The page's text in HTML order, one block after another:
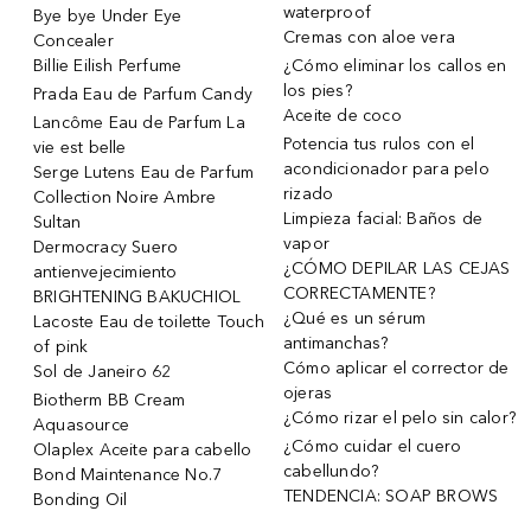
Bye bye Under Eye
Concealer
Billie Eilish Perfume
Prada Eau de Parfum Candy
Lancôme Eau de Parfum La
vie est belle
Serge Lutens Eau de Parfum
Collection Noire Ambre
Sultan
Dermocracy Suero
antienvejecimiento
BRIGHTENING BAKUCHIOL
Lacoste Eau de toilette Touch
of pink
Sol de Janeiro 62
Biotherm BB Cream
Aquasource
Olaplex Aceite para cabello
Bond Maintenance No.7
Bonding Oil
waterproof
Cremas con aloe vera
¿Cómo eliminar los callos en
los pies?
Aceite de coco
Potencia tus rulos con el
acondicionador para pelo
rizado
Limpieza facial: Baños de
vapor
¿CÓMO DEPILAR LAS CEJAS
CORRECTAMENTE?
¿Qué es un sérum
antimanchas?
Cómo aplicar el corrector de
ojeras
¿Cómo rizar el pelo sin calor?
¿Cómo cuidar el cuero
cabellundo?
TENDENCIA: SOAP BROWS